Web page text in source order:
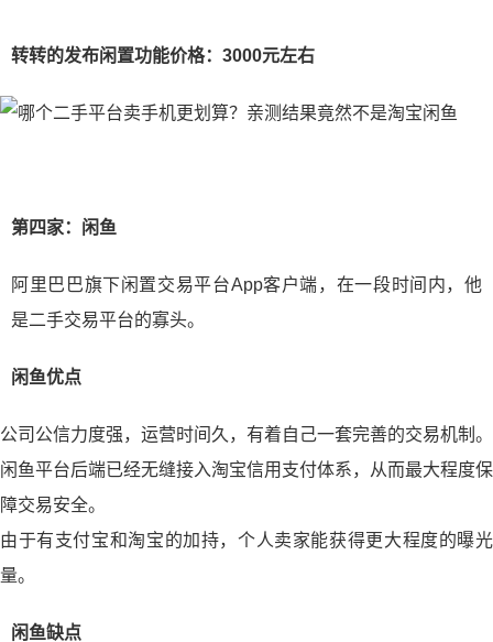
转转的发布闲置功能价格：3000元左右
第四家：闲鱼
阿里巴巴旗下闲置交易平台App客户端，在一段时间内，他
是二手交易平台的寡头。
闲鱼优点
公司公信力度强，运营时间久，有着自己一套完善的交易机制。
闲鱼平台后端已经无缝接入淘宝信用支付体系，从而最大程度保
障交易安全。
由于有支付宝和淘宝的加持，个人卖家能获得更大程度的曝光
量。
闲鱼缺点